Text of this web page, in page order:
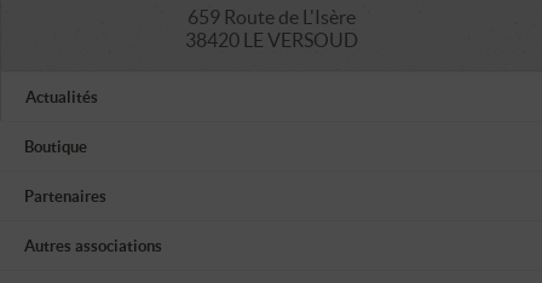
659 Route de L'Isère
38420 LE VERSOUD
Actualités
Boutique
Partenaires
Autres associations